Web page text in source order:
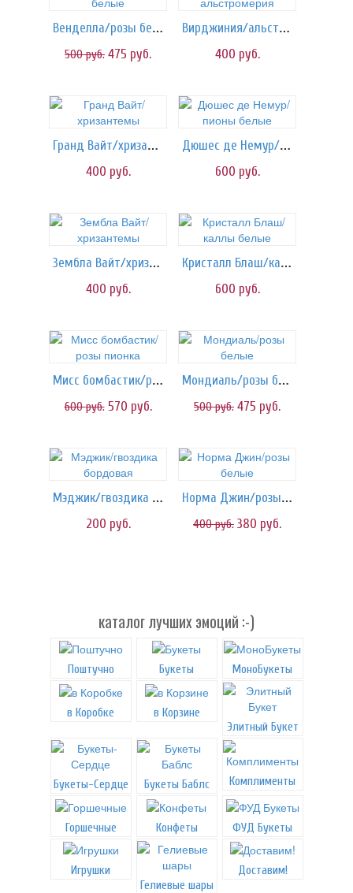
Венделла/розы белые
500руб. 475 руб.
Вирджиния/альстромерия
400 руб.
Гранд Вайт/хризантемы
400 руб.
Дюшес де Немур/пионы белые
600 руб.
Зембла Вайт/хризантемы
400 руб.
Кристалл Блаш/каллы белые
600 руб.
Мисс бомбастик/розы пионка
600руб. 570 руб.
Мондиаль/розы белые
500руб. 475 руб.
Мэджик/гвоздика бордовая
200 руб.
Норма Джин/розы белые
400руб. 380 руб.
каталог лучших эмоций :-)
Поштучно Букеты МоноБукеты
в Коробке
в Корзине
Элитный Букет
Букеты-Сердце Букеты Баблс Комплименты
Горшечные Конфеты ФУД Букеты
Игрушки
Гелиевые шары
Доставим!